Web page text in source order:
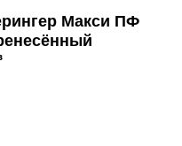
Макси ПФ